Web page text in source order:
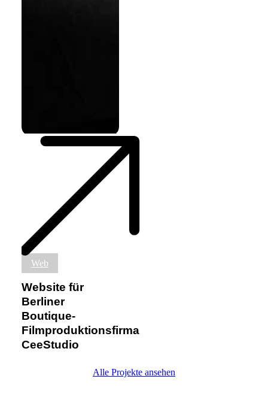
Website
für
Berliner
Boutique-
Filmproduktionsfirma
CeeStudio
Web
Website für
Berliner
Boutique-
Filmproduktionsfirma
CeeStudio
Alle Projekte ansehen